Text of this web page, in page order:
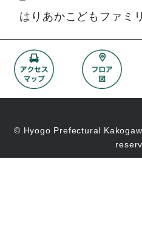
はりあかこどもファミ
© Hyogo Prefectural